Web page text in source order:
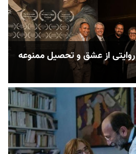
روایتی از عشق و تحصیل ممنوعه